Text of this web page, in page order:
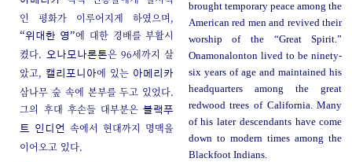
인 평화가 이루어지게 하였으며,
“위대한 영”에 대한 경배를 부활시
켰다. 오나모나론톤은 96세까지 살
았고, 캘리포니아에 있는 아메리카
삼나무 숲 속에 본부를 두고 있었다.
그의 후대 후손들 대부분은블랙푸
트
인디언
속에서 현대까지 명맥을
이어오고 있다.
brought temporary peace among the
American red men and revived their
worship of the “Great Spirit.”
Onamonalonton lived to be ninety-
six years of age and maintained his
headquarters among the great
redwood trees of California. Many
of his later descendants have come
down to modern times among the
Blackfoot Indians.